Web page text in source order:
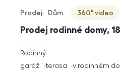
Prodej rodinné domy,
Typ nabídky
Prodej
Typ nemovitosti
Dům
Virtuální prohlídka
360° video
rozměry
dispozice
Rodinný
funkce
garáž terasa v rodinném